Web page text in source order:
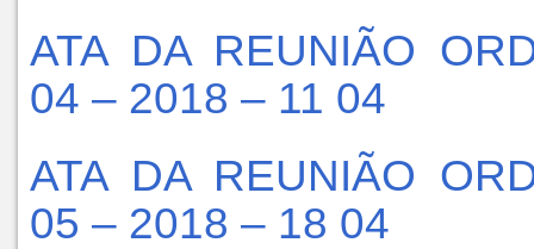
ATA DA REUNIÃO
04 – 2018 – 11 04
ATA DA REUNIÃO
05 – 2018 – 18 04